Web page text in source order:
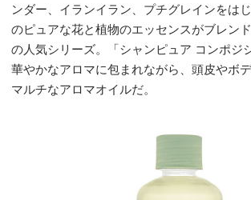
ンダー、イランイラン、プチグレインをは
のピュアな花と植物のエッセンスがブレン
の人気シリーズ。「シャンピュア コンポジ
華やかなアロマに包まれながら、頭皮やボ
マルチなアロマオイルだ。